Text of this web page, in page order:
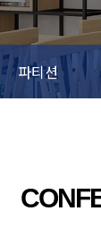
파티션